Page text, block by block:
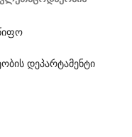
დეპარტამენტი